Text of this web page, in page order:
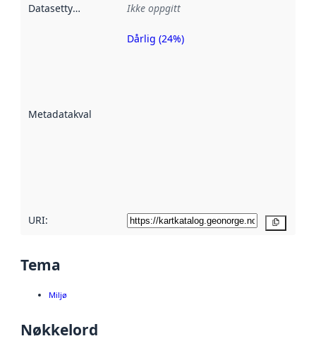
Datasettype Ikke oppgitt
Metadatakvalitet
Metadatakvalitet
Dårlig (24%)
URI:
Tema
Miljø
Nøkkelord